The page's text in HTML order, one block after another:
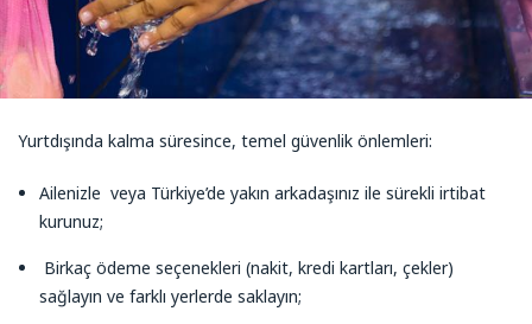
Yurtdışında kalma süresince, temel güvenlik önlemleri:
Ailenizle veya Türkiye’de yakın arkadaşınız ile sürekli irtibat
kurunuz;
Birkaç ödeme seçenekleri (nakit, kredi kartları, çekler)
sağlayın ve farklı yerlerde saklayın;